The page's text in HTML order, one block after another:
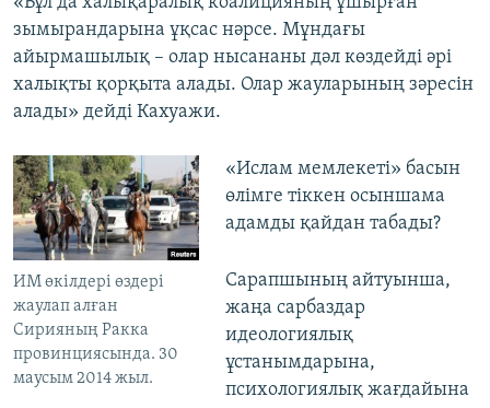
зымырандарына ұқсас нәрсе. Мұндағы
айырмашылық – олар нысананы дәл көздейді әрі
халықты қорқыта алады. Олар жауларының зәресін
алады» дейді Кахуажи.
ИМ өкілдері өздері
жаулап алған
Сирияның Ракка
провинциясында. 30
маусым 2014 жыл.
«Ислам мемлекеті» басын
өлімге тіккен осыншама
адамды қайдан табады?
Сарапшының айтуынша,
жаңа сарбаздар
идеологиялық
ұстанымдарына,
психологиялық жағдайына